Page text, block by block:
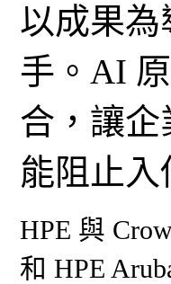
以成果
手。AI
合，讓
能阻止
HPE 與
和 HPE